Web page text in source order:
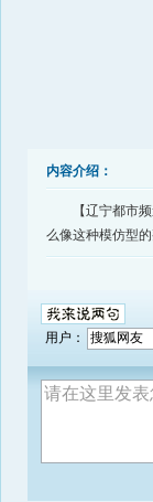
内容介绍：
【辽宁都市频
么像这种模仿型
用户：